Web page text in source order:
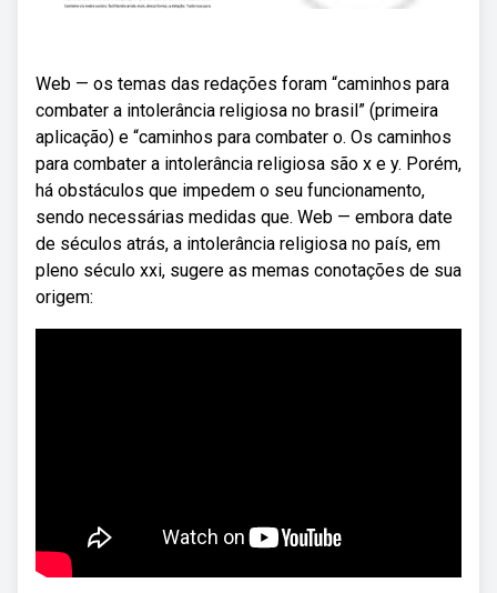
Web — os temas das redações foram “caminhos para
combater a intolerância religiosa no brasil” (primeira
aplicação) e “caminhos para combater o. Os caminhos
para combater a intolerância religiosa são x e y. Porém,
há obstáculos que impedem o seu funcionamento,
sendo necessárias medidas que. Web — embora date
de séculos atrás, a intolerância religiosa no país, em
pleno século xxi, sugere as memas conotações de sua
origem: